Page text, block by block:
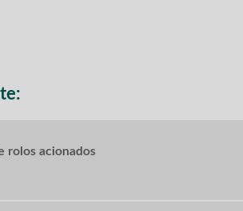
rolos acionados